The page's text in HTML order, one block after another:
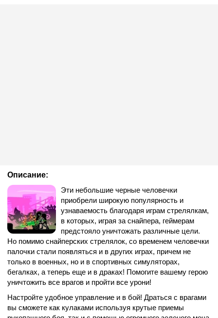
Описание:
Эти небольшие черные человечки
приобрели широкую популярность и
узнаваемость благодаря играм стрелялкам,
в которых, играя за снайпера, геймерам
предстояло уничтожать различные цели.
Но помимо снайперских стрелялок, со временем человечки
палочки стали появляться и в других играх, причем не
только в военных, но и в спортивных симуляторах,
бегалках, а теперь еще и в драках! Помогите вашему герою
уничтожить все врагов и пройти все урони!
Настройте удобное управление и в бой! Драться с врагами
вы сможете как кулаками используя крутые приемы